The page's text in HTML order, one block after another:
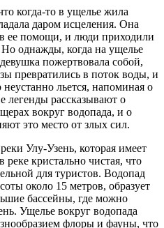
когда-то в ущелье жила
даром исцеления. Она
ее помощи, и люди приходили
однажды, когда на ущелье
пожертвовала собой,
превратились в поток воды, и
льется, напоминая о
легенды рассказывают о
вокруг водопада, и о
это место от злых сил.
Улу-Узень, которая имеет
кристально чистая, что
для туристов. Водопад
около 15 метров, образует
бассейны, где можно
Ущелье вокруг водопада
флоры и фауны, что